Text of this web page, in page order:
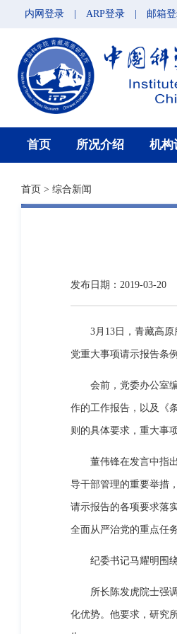
内网登录 ARP登录 邮箱
首页 所况介绍 机构
首页 > 综合新闻
发布日期：2019-03-20
3月13日，青藏高原所
党重大事项请示报告条
会前，党委办公室编
作的工作报告，以及《
则的具体要求，重大事
董伟锋在发言中指出
导干部管理的重要举措
请示报告的各项要求落
全面从严治党的重点任
纪委书记马耀明围绕
所长陈发虎院士强调
化优势。他要求，研究